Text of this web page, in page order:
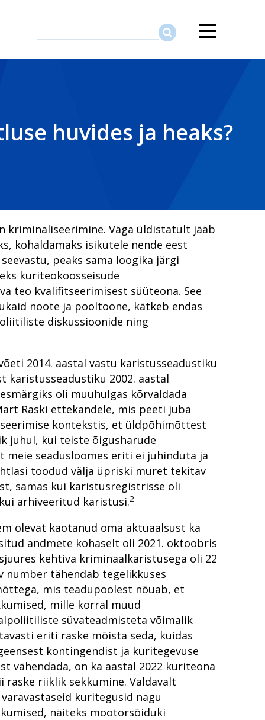
küüsi langenuid paremini ümber kui vanglatrellid
püüdmisele keskendunud tandemi esimene aasta?
kelle nime ega asukohta sa ei tea?
proovile
koopiad
täiesti võõras?
10 aasta pärast?
lahendamisel
– olgem õnnelikud
liikmeteks
kurjategijad vaeseks
ringkond, uued lahendused
menetlusse
kannatanuid on hulgim?
probleem?
prokuratuuris
hind?
või mission impossible?
ise
korruptsiooni
ja heaks?
aastal 2022?
sellest õppinud?
tõendite kogumisel
huvides ja heaks?
kriminaliseerimine. Väga üldistatult jääb
kohaldamaks isikutele nende eest
peaks sama loogika järgi
kuriteokoosseisude
teo kvalifitseerimisest süüteona. See
noote ja pooltoone, kätkeb endas
diskussioonide ning
2014. aastal vastu karistusseadustiku
karistusseadustiku 2002. aastal
oli muuhulgas kõrvaldada
Raski ettekandele, mis peeti juba
kontekstis, et üldpõhimõttest
juhul, kui teiste õigusharude
seadusloomes eriti ei juhinduta ja
toodud välja üpriski muret tekitav
samas kui karistusregistrisse oli
arhiveeritud karistusi.2
olevat kaotanud oma aktuaalsust ka
andmete kohaselt oli 2021. oktoobris
kehtiva kriminaalkaristusega oli 22
number tähendab tegelikkuses
mis teadupoolest nõuab, et
mille korral muud
süvateadmisteta võimalik
eriti raske mõista seda, kuidas
kontingendist ja kuritegevuse
vähendada, on ka aastal 2022 kuriteona
riiklik sekkumine. Valdavalt
kuritegusid nagu
näiteks mootorsõiduki